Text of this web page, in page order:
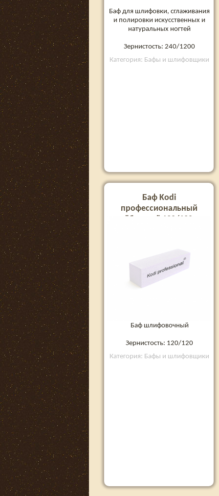
Баф для шлифовки, сглаживания
и полировки искусственных и
натуральных ногтей
Зернистость: 240/1200
Категория: Бафы и шлифовщики
Баф Kodi
профессиональный
"брусок" 120/120
Баф шлифовочный
Зернистость: 120/120
Категория: Бафы и шлифовщики